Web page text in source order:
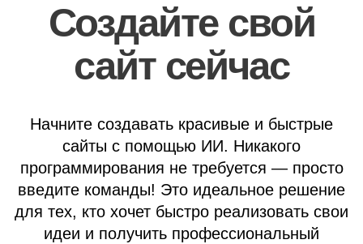
Создайте свой
сайт сейчас
Начните создавать красивые и быстрые
сайты с помощью ИИ. Никакого
программирования не требуется — просто
введите команды! Это идеальное решение
для тех, кто хочет быстро реализовать свои
идеи и получить профессиональный